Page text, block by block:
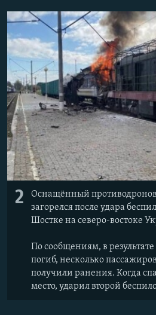
2
Оснащённый
загорелся после удара
Шостке на северо-востоке
По сообщениям, в
погиб, несколько
получили ранения. Когда
место, ударил второй